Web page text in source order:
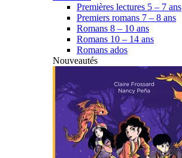
Premières lectures 5 – 7 ans
Premiers romans 7 – 8 ans
Romans 8 – 10 ans
Romans 10 – 14 ans
Romans ados
Nouveautés